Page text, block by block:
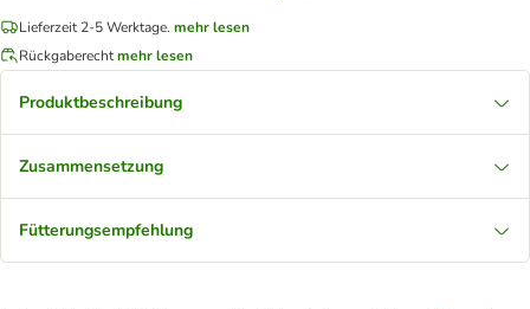
Lieferzeit 2-5 Werktage. mehr lesen
Rückgaberechtmehr lesen
Produktbeschreibung
Zusammensetzung
Fütterungsempfehlung